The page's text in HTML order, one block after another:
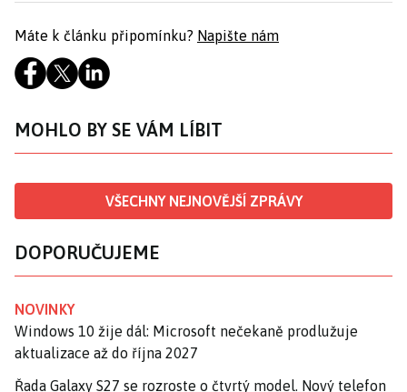
Máte k článku připomínku? Napište nám
MOHLO BY SE VÁM LÍBIT
VŠECHNY NEJNOVĚJŠÍ ZPRÁVY
DOPORUČUJEME
NOVINKY
Windows 10 žije dál: Microsoft nečekaně prodlužuje
aktualizace až do října 2027
Řada Galaxy S27 se rozroste o čtvrtý model. Nový telefon